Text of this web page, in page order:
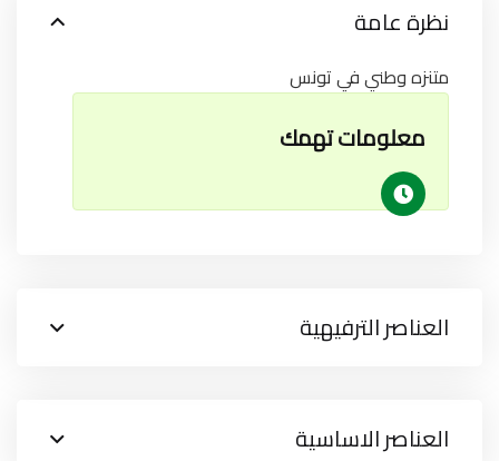
نظرة عامة
متنزه وطني في تونس
معلومات تهمك
العناصر الترفيهية
العناصر الاساسية